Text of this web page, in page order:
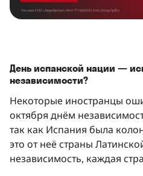
День испанской нации —
независимости?
Некоторые иностранцы
октября днём
так как Испания была
это от неё страны
независимость, каждая